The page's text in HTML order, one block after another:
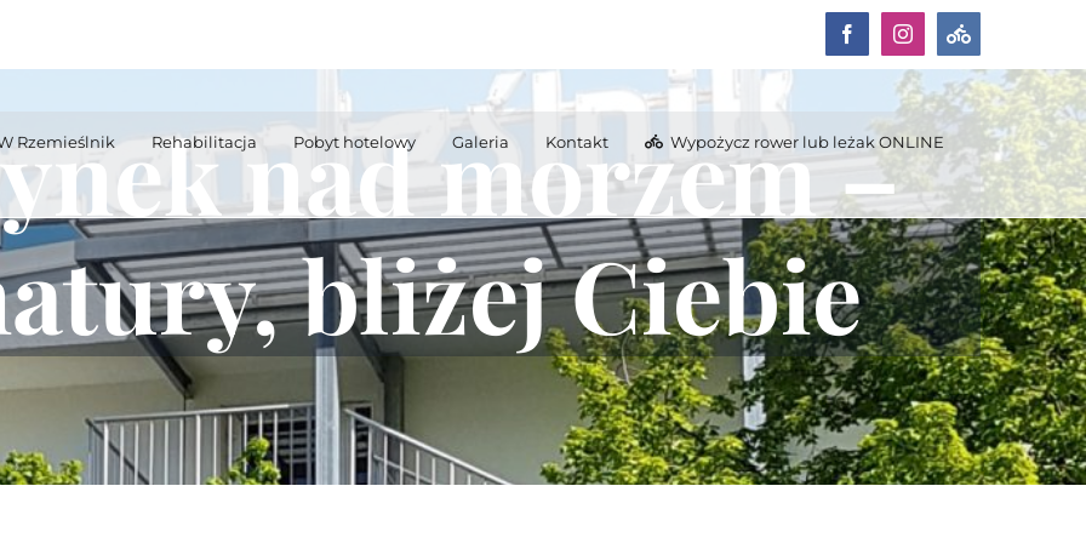
FacebookInstagramWypożycz
rower
lub
leżak
ONLINE
Rzemieślnik Rehabilitacja Pobyt hotelowy Galeria Kontakt Wypożycz rower lub leżak ONLINE
nad morzem –
bliżej Ciebie